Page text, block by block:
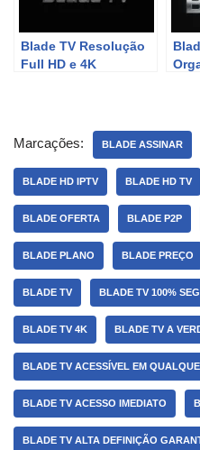
Blade TV Resolução
Full HD e 4K
Marcações: BLADE ASSINAR
BLADE HD IPTV BLADE HD TV
BLADE OFERTA BLADE P2P
BLADE PLANO BLADE PREÇO
BLADE TV BLADE TV 100%
BLADE TV 4K BLADE TV A
BLADE TV ACESSÍVEL EM
BLADE TV ACESSO IMEDIATO
BLADE TV ALTA DEFINIÇÃO